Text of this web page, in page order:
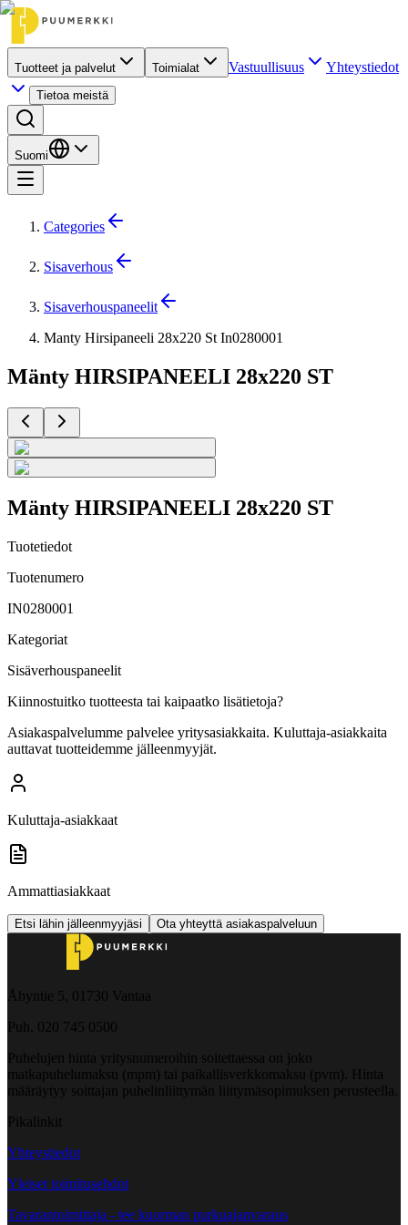
Tuotteet ja palvelut Toimialat Vastuullisuus Yhteystiedot
Tietoa meistä
Suomi
Categories
Sisaverhous
Sisaverhouspaneelit
Manty Hirsipaneeli 28x220 St In0280001
Mänty HIRSIPANEELI 28x220 ST
Mänty HIRSIPANEELI 28x220 ST
Tuotetiedot
Tuotenumero
IN0280001
Kategoriat
Sisäverhouspaneelit
Kiinnostuitko tuotteesta tai kaipaatko lisätietoja?
Asiakaspalvelumme palvelee yritysasiakkaita. Kuluttaja-asiakkaita
auttavat tuotteidemme jälleenmyyjät.
Kuluttaja-asiakkaat
Ammattiasiakkaat
Etsi lähin jälleenmyyjäsi Ota yhteyttä asiakaspalveluun
Åbyntie 5, 01730 Vantaa
Puh. 020 745 0500
Puhelujen hinta yritysnumeroihin soitettaessa on joko
matkapuhelumaksu (mpm) tai paikallisverkkomaksu (pvm). Hinta
määräytyy soittajan puhelinliittymän liittymäsopimuksen perusteella.
Pikalinkit
Yhteystiedot
Yleiset toimitusehdot
Tavarantoimittaja - tee kuorman purkuajanvaraus